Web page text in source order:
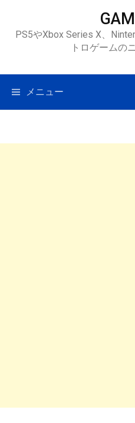
ツ
ス
PS5やXbox Series X、
トロゲームの
メニュー